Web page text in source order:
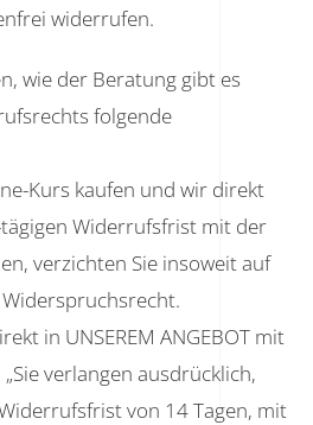
widerrufen.
wie der Beratung gibt es
folgende
Kurs kaufen und wir direkt
Widerrufsfrist mit der
verzichten Sie insoweit auf
in UNSEREM ANGEBOT mit
verlangen ausdrücklich,
von 14 Tagen, mit